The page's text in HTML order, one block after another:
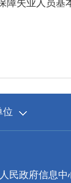
失业人员基
位
民政府信息中